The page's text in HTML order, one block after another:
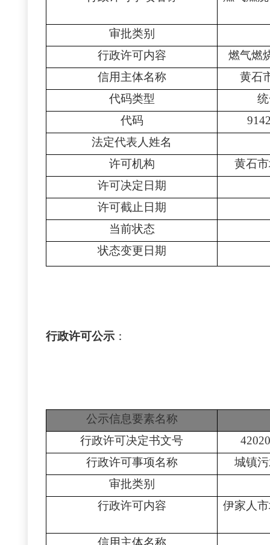
审批类别
行政许可内容
燃气燃
信用主体名称
黄石
代码类型
代码
法定代表人姓名
许可机构
黄石
许可决定日期
许可截止日期
当前状态
状态变更日期
行政许可公示 ：
公示信息要素名称
行政许可决定书文号
行政许可事项名称
城镇
审批类别
行政许可内容
伊家人
信用主体名称